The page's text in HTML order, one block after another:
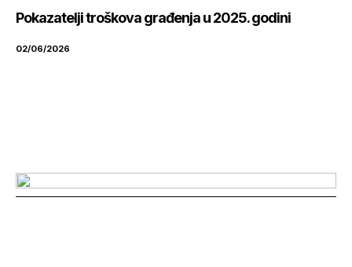
Pokazatelji troškova građenja u 2025. godini
02/06/2026